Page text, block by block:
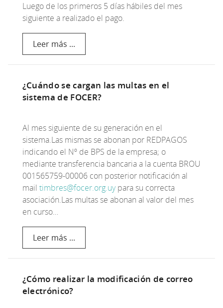
Luego de los primeros 5 días hábiles del mes
siguiente a realizado el pago.
Leer más ...
¿Cuándo se cargan las multas en el
sistema de FOCER?
Al mes siguiente de su generación en el
sistema.Las mismas se abonan por REDPAGOS
indicando el Nº de BPS de la empresa; o
mediante transferencia bancaria a la cuenta BROU
001565759-00006 con posterior notificación al
mail timbres@focer.org.uypara su correcta
asociación.Las multas se abonan al valor del mes
en curso…
Leer más ...
¿Cómo realizar la modificación de correo
electrónico?